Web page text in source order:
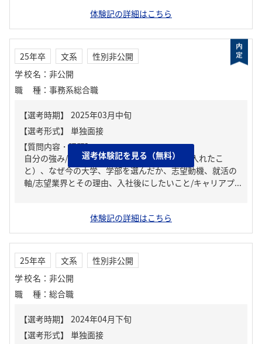
体験記の詳細はこちら
25年卒 文系
性別非公開
学校名 ： 非公開
職種 ： 事務系総合職
【質問内容・課題】
自分の強み/弱み、ガクチカ（学生時代に力を入れたこ
と）、なぜ今の大学、学部を選んだか、志望動機、就活の
軸/志望業界とその理由、入社後にしたいこと/キャリアプ...
選考体験記を見る（無料）
体験記の詳細はこちら
25年卒 文系
性別非公開
学校名 ： 非公開
職種 ： 総合職